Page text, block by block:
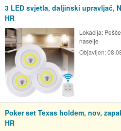
3 LED svjetla, daljinski upravljač,
HR
Lokacija:
naselje
Objavljen:
Poker set Texas holdem, nov,
HR